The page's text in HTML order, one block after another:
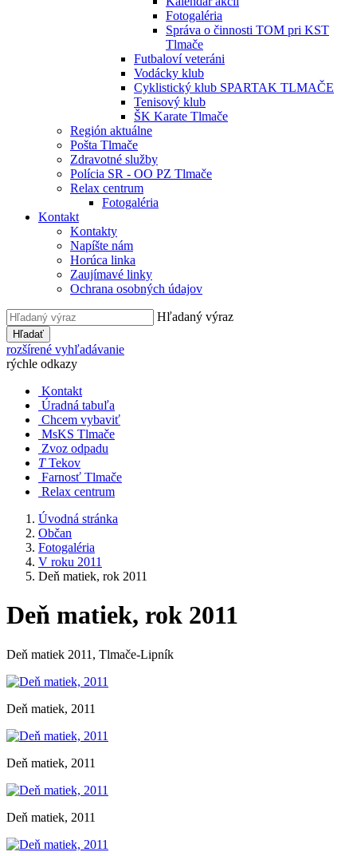
Fotogaléria
Správa o činnosti TOM pri KST
Tlmače
Futbaloví veteráni
Vodácky klub
Cyklistický klub SPARTAK TLMAČE
Tenisový klub
ŠK Karate Tlmače
Región aktuálne
Pošta Tlmače
Zdravotné služby
Polícia SR - OO PZ Tlmače
Relax centrum
Fotogaléria
Kontakt
Kontakty
Napíšte nám
Horúca linka
Zaujímavé linky
Ochrana osobných údajov
Hľadaný výraz
Hľadať
rozšírené vyhľadávanie
rýchle odkazy
Kontakt
Úradná tabuľa
Chcem vybaviť
MsKS Tlmače
Zvoz odpadu
T Tekov
Farnosť Tlmače
Relax centrum
Úvodná stránka
Občan
Fotogaléria
V roku 2011
Deň matiek, rok 2011
Deň matiek, rok 2011
Deň matiek 2011, Tlmače-Lipník
Deň matiek, 2011
Deň matiek, 2011
Deň matiek, 2011